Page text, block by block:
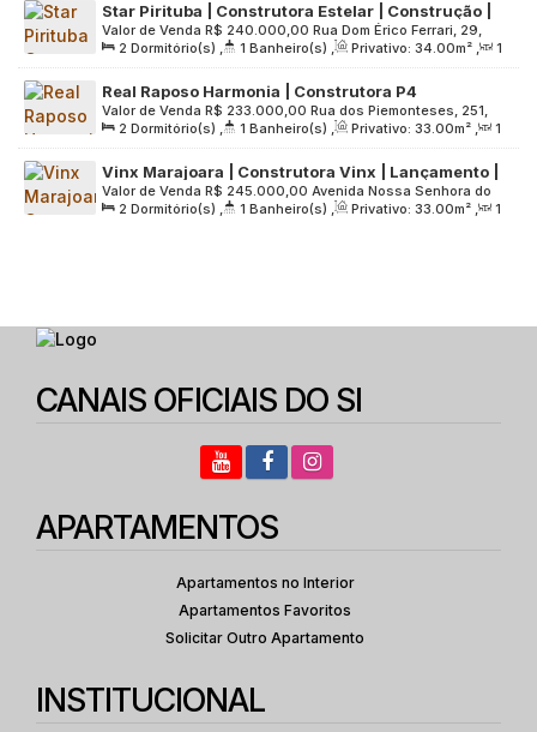
Star Pirituba | Construtora Estelar | Construção |
34 metros | 02 dormitórios | com varanda | sem
vaga
R$ 240.000,00
Valor de Venda
Rua Dom Érico Ferrari, 29,
Zona Oeste, 05141-160, Chácara Inglesa, São Paulo, São
Paulo, Brasil
2 Dormitório(s) , 1 Banheiro(s) , Privativo: 34.00m² ,
1
Sala(s) , Útil: 34.00m² , Terreno: 616.00m²
Real Raposo Harmonia | Construtora P4
Engenharia | Lançamento | 33 Metros | 02
Dormitórios | Varanda | sem Vaga
R$ 233.000,00
Valor de Venda
Rua dos Piemonteses, 251,
Grande São Paulo, 05550-070, Jardim do Lago, São Paulo,
São Paulo, Brasil
2 Dormitório(s) , 1 Banheiro(s) , Privativo: 33.00m² ,
1
Sala(s) , Útil: 33.00m² , Terreno: 10245.00m²
Vinx Marajoara | Construtora Vinx | Lançamento |
33 metros | 02 dormitórios com varanda | sem
vaga
R$ 245.000,00
Valor de Venda
Avenida Nossa Senhora do
Sabará, 1638, Zona Sul, 04686-002, Jardim Campo Grande,
2 Dormitório(s) , 1 Banheiro(s) , Privativo: 33.00m² ,
1
CANAIS OFICIAIS DO SI
APARTAMENTOS
Apartamentos no Interior
Apartamentos Favoritos
Solicitar Outro Apartamento
INSTITUCIONAL